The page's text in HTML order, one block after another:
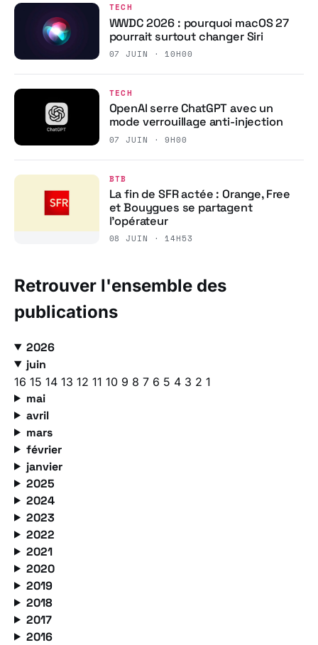
TECH
WWDC 2026 : pourquoi macOS 27
pourrait surtout changer Siri
07 JUIN · 10H00
TECH
OpenAI serre ChatGPT avec un
mode verrouillage anti-injection
07 JUIN · 9H00
BTB
La fin de SFR actée : Orange, Free
et Bouygues se partagent
l’opérateur
08 JUIN · 14H53
Retrouver l'ensemble des
publications
2026
juin
16 15 14 13 12 11 10 9 8 7 6 5 4 3 2 1
mai
avril
mars
février
janvier
2025
2024
2023
2022
2021
2020
2019
2018
2017
2016